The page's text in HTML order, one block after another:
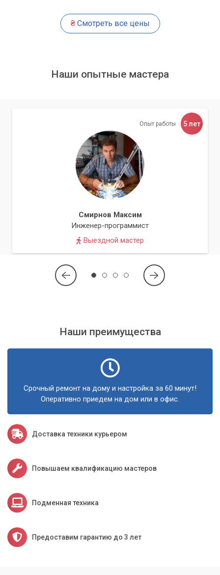
Нанесение новой, высококачественной термопасты на
процессор и видеочип.
Смазка или замена изношенных кулеров при
Мы используем только проверенные расходные материалы
от ведущих производителей, что гарантирует длительный
эффект от проведенных работ. Наши специалисты
обладают большим опытом работы с ноутбуками любых
Доверьте свой ноутбук профессионалам «Компьютерного
вновь будет работать быстро, тихо и стабильно, как в
первый день покупки. Это инвестиция в долголетие вашего
₴Смотреть все цены
Наши опытные мастера
Опыт работы 5 лет
Смирнов Максим
Инженер-программист
Выездной мастер
Наши преимущества
Срочный ремонт на дому и настройка за 60 минут!
Оперативно приедем на дом или в офис.
Доставка техники курьером
Повышаем квалификацию мастеров
Подменная техника
Предоставим гарантию до 3 лет